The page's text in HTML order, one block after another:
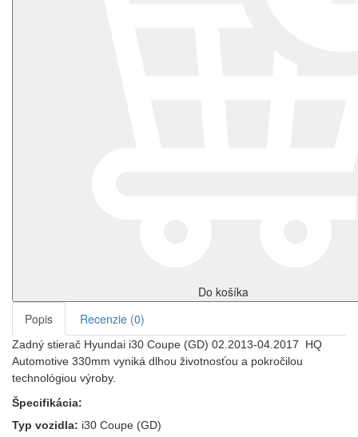
Do košíka
Popis
Recenzie (0)
Zadný stierač Hyundai i30 Coupe (GD) 02.2013-04.2017 HQ
Automotive 330mm vyniká dlhou životnosťou a pokročilou
technológiou výroby.
Špecifikácia:
Typ vozidla: i30 Coupe (GD)